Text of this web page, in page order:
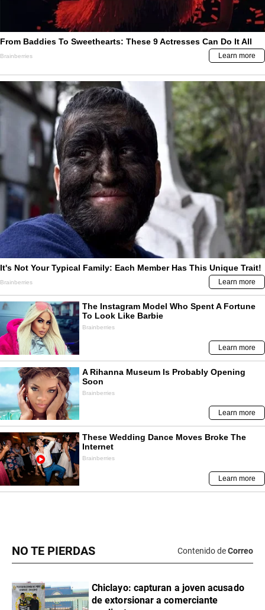
NO TE PIERDAS Contenido deCorreo
Chiclayo: capturan a joven acusado
de extorsionar a comerciante